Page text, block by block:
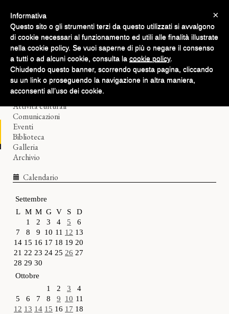
Home
Il Filologico
Corsi di lingue
Attività culturali
Comunicazioni
Eventi
Biblioteca
Galleria
Archivio
Calendario
Settembre
L M M G V S
D
1
2 3 4 5
6
7
8 9 10 11 12 13
14 15 16 17 18 19 20
21 22 23 24 25 26 27
28 29 30
Ottobre
1
2 3
4
5
6 7 8 9 10 11
12 13 14 15 16 17 18
×
Informativa
Questo sito o gli strumenti terzi da questo utilizzati si avvalgono
di cookie necessari al funzionamento ed utili alle finalità illustrate
nella cookie policy. Se vuoi saperne di più o negare il consenso
a tutti o ad alcuni cookie, consulta la cookie policy.
Chiudendo questo banner, scorrendo questa pagina, cliccando
su un link o proseguendo la navigazione in altra maniera,
acconsenti all’uso dei cookie.